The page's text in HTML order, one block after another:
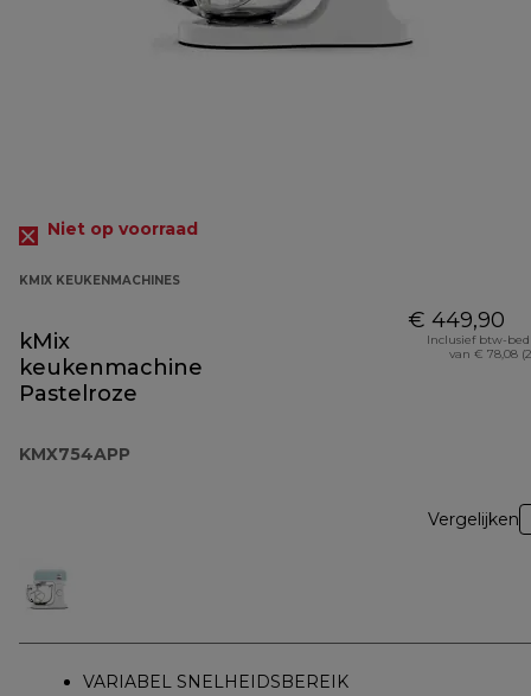
Niet op voorraad
KMIX KEUKENMACHINES
kMix
keukenmachine
Pastelroze
KMX754APP
€ 449,90
Inclusief btw-
van € 78,08
Vergelijken
VARIABEL SNELHEIDSBEREIK